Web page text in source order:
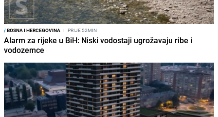
/BOSNA I HERCEGOVINA I PRIJE 52MIN
Alarm za rijeke u BiH: Niski vodostaji ugrožavaju ribe i
vodozemce